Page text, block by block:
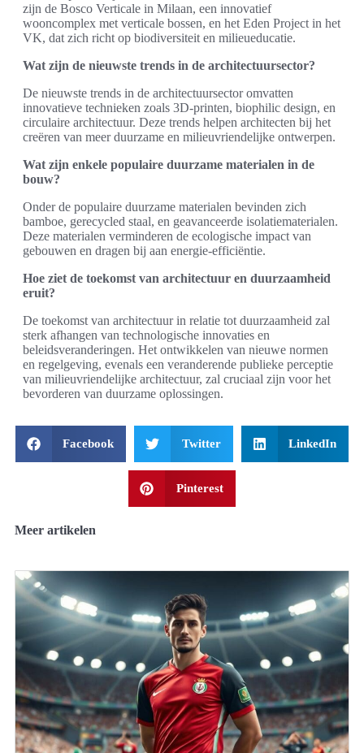
zijn de Bosco Verticale in Milaan, een innovatief
wooncomplex met verticale bossen, en het Eden Project in het
VK, dat zich richt op biodiversiteit en milieueducatie.
Wat zijn de nieuwste trends in de architectuursector?
De nieuwste trends in de architectuursector omvatten
innovatieve technieken zoals 3D-printen, biophilic design, en
circulaire architectuur. Deze trends helpen architecten bij het
creëren van meer duurzame en milieuvriendelijke ontwerpen.
Wat zijn enkele populaire duurzame materialen in de
bouw?
Onder de populaire duurzame materialen bevinden zich
bamboe, gerecycled staal, en geavanceerde isolatiematerialen.
Deze materialen verminderen de ecologische impact van
gebouwen en dragen bij aan energie-efficiëntie.
Hoe ziet de toekomst van architectuur en duurzaamheid
eruit?
De toekomst van architectuur in relatie tot duurzaamheid zal
sterk afhangen van technologische innovaties en
beleidsveranderingen. Het ontwikkelen van nieuwe normen
en regelgeving, evenals een veranderende publieke perceptie
van milieuvriendelijke architectuur, zal cruciaal zijn voor het
bevorderen van duurzame oplossingen.
Facebook Twitter LinkedIn
Pinterest
Meer artikelen